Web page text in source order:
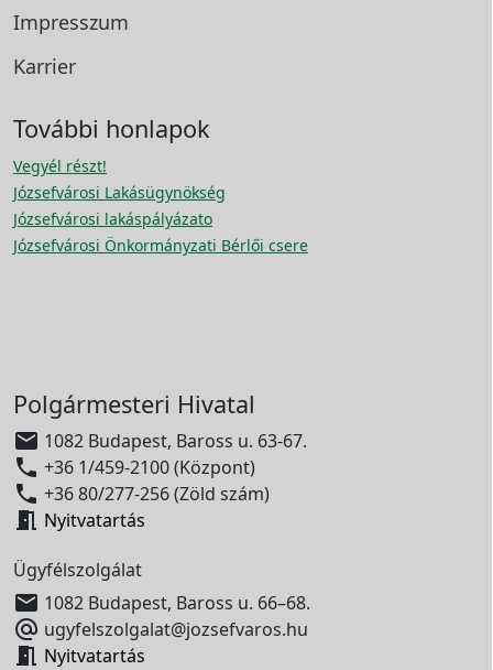
Impresszum
Karrier
További honlapok
Vegyél részt!
Józsefvárosi Lakásügynökség
Józsefvárosi lakáspályázato
Józsefvárosi Önkormányzati Bérlői csere
Polgármesteri Hivatal
 1082 Budapest, Baross u. 63-67.
 +36 1/459-2100 (Központ)
 +36 80/277-256 (Zöld szám)
 Nyitvatartás
Ügyfélszolgálat
 1082 Budapest, Baross u. 66–68.
 ugyfelszolgalat@jozsefvaros.hu
 Nyitvatartás